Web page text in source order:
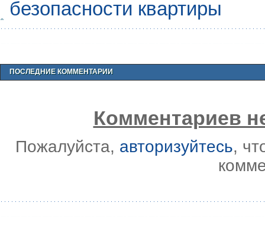
безопасности квартиры
ПОСЛЕДНИЕ КОММЕНТАРИИ
Комментариев
Пожалуйста, авторизуйтесь,